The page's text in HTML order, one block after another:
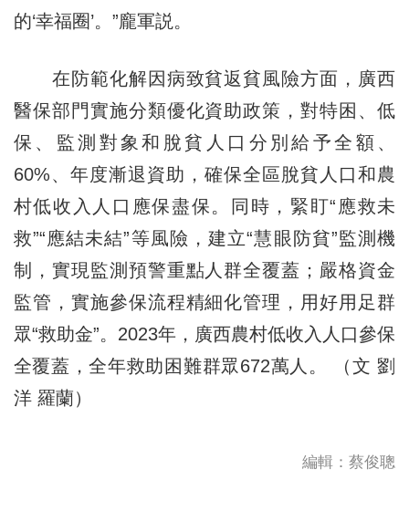
的‘幸福圈’。”龐軍説。
在防範化解因病致貧返貧風險方面，廣西
醫保部門實施分類優化資助政策，對特困、低
保、監測對象和脫貧人口分別給予全額、
60%、年度漸退資助，確保全區脫貧人口和農
村低收入人口應保盡保。同時，緊盯“應救未
救”“應結未結”等風險，建立“慧眼防貧”監測機
制，實現監測預警重點人群全覆蓋；嚴格資金
監管，實施參保流程精細化管理，用好用足群
眾“救助金”。2023年，廣西農村低收入人口參保
全覆蓋，全年救助困難群眾672萬人。 （文 劉
洋 羅蘭）
編輯：蔡俊聰